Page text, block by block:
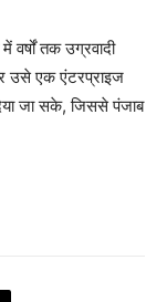
वर्षों तक उग्रवादी
उसे एक एंटरप्राइज
जा सके, जिससे पंजाब